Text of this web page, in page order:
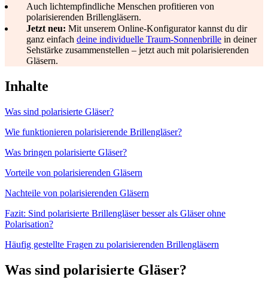
Auch lichtempfindliche Menschen profitieren von
polarisierenden Brillengläsern.
Jetzt neu: Mit unserem Online-Konfigurator kannst du dir
ganz einfach deine individuelle Traum-Sonnenbrille in deiner
Sehstärke zusammenstellen – jetzt auch mit polarisierenden
Gläsern.
Inhalte
Was sind polarisierte Gläser?
Wie funktionieren polarisierende Brillengläser?
Was bringen polarisierte Gläser?
Vorteile von polarisierenden Gläsern
Nachteile von polarisierenden Gläsern
Fazit: Sind polarisierte Brillengläser besser als Gläser ohne
Polarisation?
Häufig gestellte Fragen zu polarisierenden Brillengläsern
Was sind polarisierte Gläser?